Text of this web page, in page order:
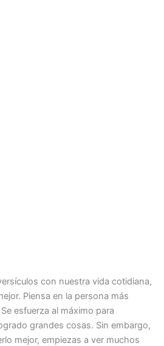
con nuestra vida cotidiana,
Piensa en la persona más
esfuerza al máximo para
grandes cosas. Sin embargo,
mejor, empiezas a ver muchos